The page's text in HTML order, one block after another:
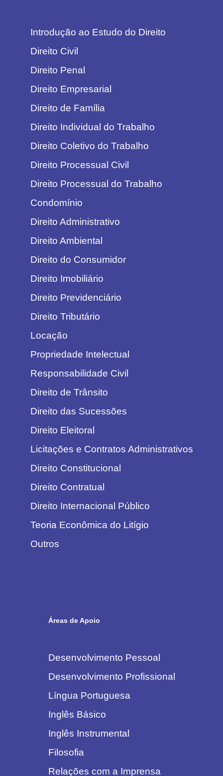
Introdução ao Estudo do Direito
Direito Civil
Direito Penal
Direito Empresarial
Direito de Família
Direito Individual do Trabalho
Direito Coletivo do Trabalho
Direito Processual Civil
Direito Processual do Trabalho
Condomínio
Direito Administrativo
Direito Ambiental
Direito do Consumidor
Direito Imobiliário
Direito Previdenciário
Direito Tributário
Locação
Propriedade Intelectual
Responsabilidade Civil
Direito de Trânsito
Direito das Sucessões
Direito Eleitoral
Licitações e Contratos Administrativos
Direito Constitucional
Direito Contratual
Direito Internacional Público
Teoria Econômica do Litígio
Outros
Áreas de Apoio
Desenvolvimento Pessoal
Desenvolvimento Profissional
Língua Portuguesa
Inglês Básico
Inglês Instrumental
Filosofia
Relações com a Imprensa